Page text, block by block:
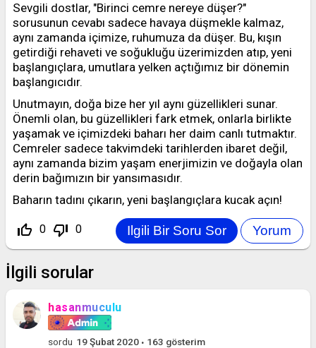
Sevgili dostlar, "Birinci cemre nereye düşer?"
sorusunun cevabı sadece havaya düşmekle kalmaz,
aynı zamanda içimize, ruhumuza da düşer. Bu, kışın
getirdiği rehaveti ve soğukluğu üzerimizden atıp, yeni
başlangıçlara, umutlara yelken açtığımız bir dönemin
başlangıcıdır.
Unutmayın, doğa bize her yıl aynı güzellikleri sunar.
Önemli olan, bu güzellikleri fark etmek, onlarla birlikte
yaşamak ve içimizdeki baharı her daim canlı tutmaktır.
Cemreler sadece takvimdeki tarihlerden ibaret değil,
aynı zamanda bizim yaşam enerjimizin ve doğayla olan
derin bağımızın bir yansımasıdır.
Baharın tadını çıkarın, yeni başlangıçlara kucak açın!
thumb_up_off_alt 0 thumb_down_off_alt 0
İlgili sorular
hasanmuculu
sordu 19 Şubat 2020 163 gösterim